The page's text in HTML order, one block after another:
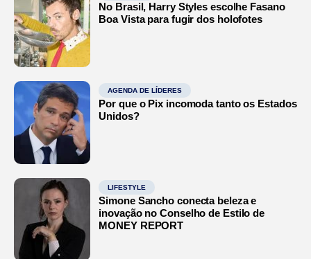
No Brasil, Harry Styles escolhe Fasano
Boa Vista para fugir dos holofotes
AGENDA DE LÍDERES
Por que o Pix incomoda tanto os Estados
Unidos?
LIFESTYLE
Simone Sancho conecta beleza e
inovação no Conselho de Estilo de
MONEY REPORT